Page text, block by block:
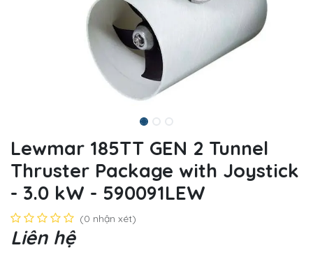
Lewmar 185TT GEN 2 Tunnel
Thruster Package with Joystick
- 3.0 kW - 590091LEW
(0 nhận xét)
Liên hệ